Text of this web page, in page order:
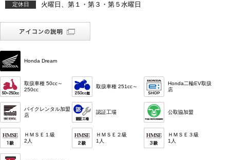
定休日 火曜日、第１・第３・第５水曜日
Honda Dream
取扱車種 50cc～
250cc
取扱車種 251cc～
Honda二輪EV取扱
店
バイクレンタル加盟
店
認証工場 公取協加盟
ＨＭＳＥ１級
2人
ＨＭＳＥ２級
1人
ＨＭＳＥ３級
1人